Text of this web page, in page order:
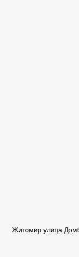
Житомир улица